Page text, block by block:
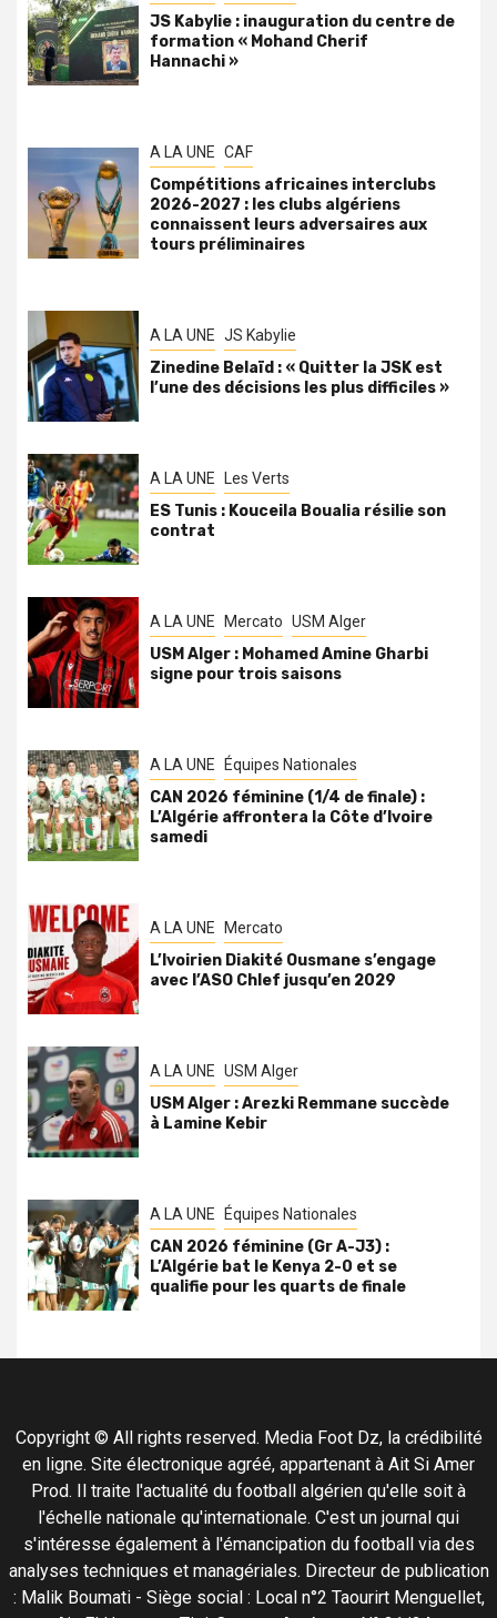
JS Kabylie : inauguration du centre de
formation « Mohand Cherif
Hannachi »
A LA UNE CAF
Compétitions africaines interclubs
2026-2027 : les clubs algériens
connaissent leurs adversaires aux
tours préliminaires
A LA UNE JS Kabylie
Zinedine Belaïd : « Quitter la JSK est
l’une des décisions les plus difficiles »
A LA UNE Les Verts
ES Tunis : Kouceila Boualia résilie son
contrat
A LA UNE Mercato USM Alger
USM Alger : Mohamed Amine Gharbi
signe pour trois saisons
A LA UNE Équipes Nationales
CAN 2026 féminine (1/4 de finale) :
L’Algérie affrontera la Côte d’Ivoire
samedi
A LA UNE Mercato
L’Ivoirien Diakité Ousmane s’engage
avec l’ASO Chlef jusqu’en 2029
A LA UNE USM Alger
USM Alger : Arezki Remmane succède
à Lamine Kebir
A LA UNE Équipes Nationales
CAN 2026 féminine (Gr A-J3) :
L’Algérie bat le Kenya 2-0 et se
qualifie pour les quarts de finale
Copyright © All rights reserved. Media Foot Dz, la crédibilité
en ligne. Site électronique agréé, appartenant à Ait Si Amer
Prod. Il traite l'actualité du football algérien qu'elle soit à
l'échelle nationale qu'internationale. C'est un journal qui
s'intéresse également à l'émancipation du football via des
analyses techniques et managériales. Directeur de publication
: Malik Boumati - Siège social : Local n°2 Taourirt Menguellet,